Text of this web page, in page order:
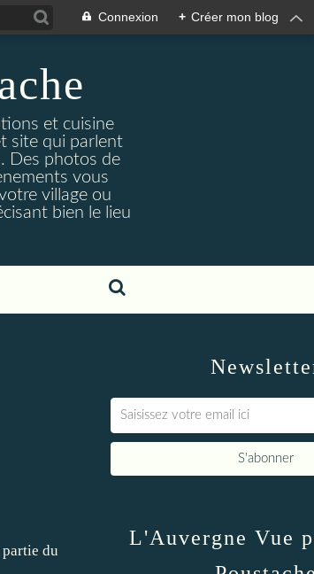
Connexion + Créer mon blog
et cuisine
site qui parlent
Des photos de
vous
village ou
bien le lieu
L'Auvergne Vue